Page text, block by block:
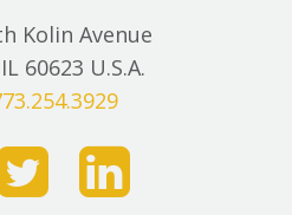
Kolin Avenue
60623 U.S.A.